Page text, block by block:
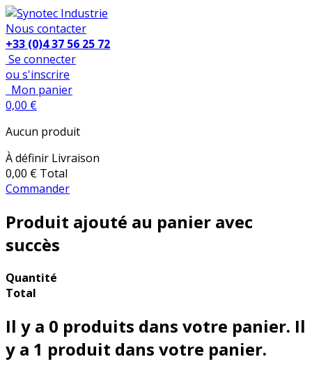
Nous contacter
+33 (0)4 37 56 25 72
Se connecter
ou s'inscrire
Mon panier
0,00 €
Aucun produit
À définir Livraison
0,00 € Total
Commander
Produit ajouté au panier avec
succès
Quantité
Total
Il y a 0 produits dans votre panier. Il
y a 1 produit dans votre panier.